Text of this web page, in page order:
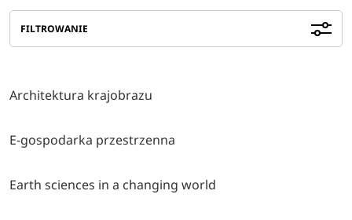
FILTROWANIE
Architektura krajobrazu
E-gospodarka przestrzenna
Earth sciences in a changing world